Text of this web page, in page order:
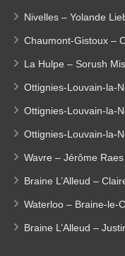
Nivelles – Yolande
Chaumont-Gistoux –
La Hulpe – Sorush
Ottignies-Louvain-la-
Ottignies-Louvain-la-
Ottignies-Louvain-la-
Wavre – Jérôme Raes
Braine L’Alleud –
Waterloo – Braine-le-
Braine L’Alleud –